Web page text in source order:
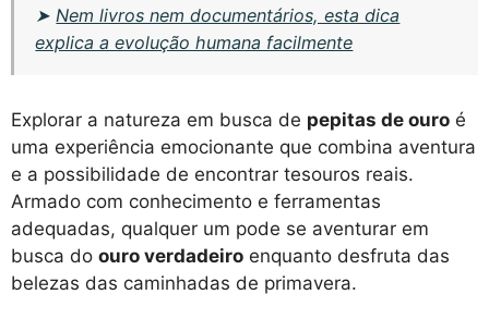
➤ Nem livros nem documentários, esta dica
explica a evolução humana facilmente
Explorar a natureza em busca de pepitas de ouro é
uma experiência emocionante que combina aventura
e a possibilidade de encontrar tesouros reais.
Armado com conhecimento e ferramentas
adequadas, qualquer um pode se aventurar em
busca do ouro verdadeiro enquanto desfruta das
belezas das caminhadas de primavera.